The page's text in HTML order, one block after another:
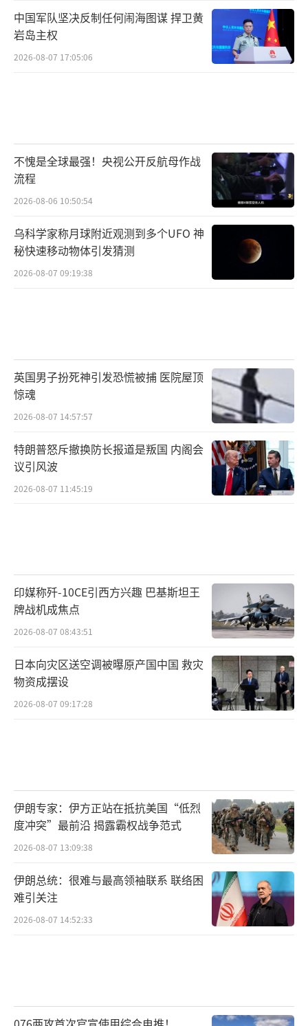
中国军队坚决反制任何闹海图谋 捍卫黄
岩岛主权
2026-08-07 17:05:06
不愧是全球最强！央视公开反航母作战
流程
2026-08-06 10:50:54
乌科学家称月球附近观测到多个UFO 神
秘快速移动物体引发猜测
2026-08-07 09:19:38
英国男子扮死神引发恐慌被捕 医院屋顶
惊魂
2026-08-07 14:57:57
特朗普怒斥撤换防长报道是叛国 内阁会
议引风波
2026-08-07 11:45:19
印媒称歼-10CE引西方兴趣 巴基斯坦王
牌战机成焦点
2026-08-07 08:43:51
日本向灾区送空调被曝原产国中国 救灾
物资成摆设
2026-08-07 09:17:28
伊朗专家：伊方正站在抵抗美国“低烈
度冲突”最前沿 揭露霸权战争范式
2026-08-07 13:09:38
伊朗总统：很难与最高领袖联系 联络困
难引关注
2026-08-07 14:52:33